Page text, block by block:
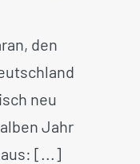
den
neu
Jahr
[...]